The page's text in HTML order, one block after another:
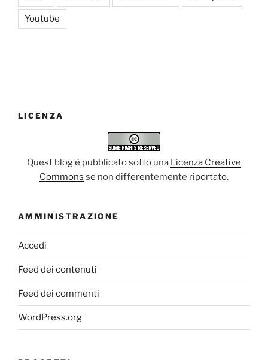
Youtube
LICENZA
Quest blog è pubblicato sotto una Licenza Creative
Commons se non differentemente riportato.
AMMINISTRAZIONE
Accedi
Feed dei contenuti
Feed dei commenti
WordPress.org